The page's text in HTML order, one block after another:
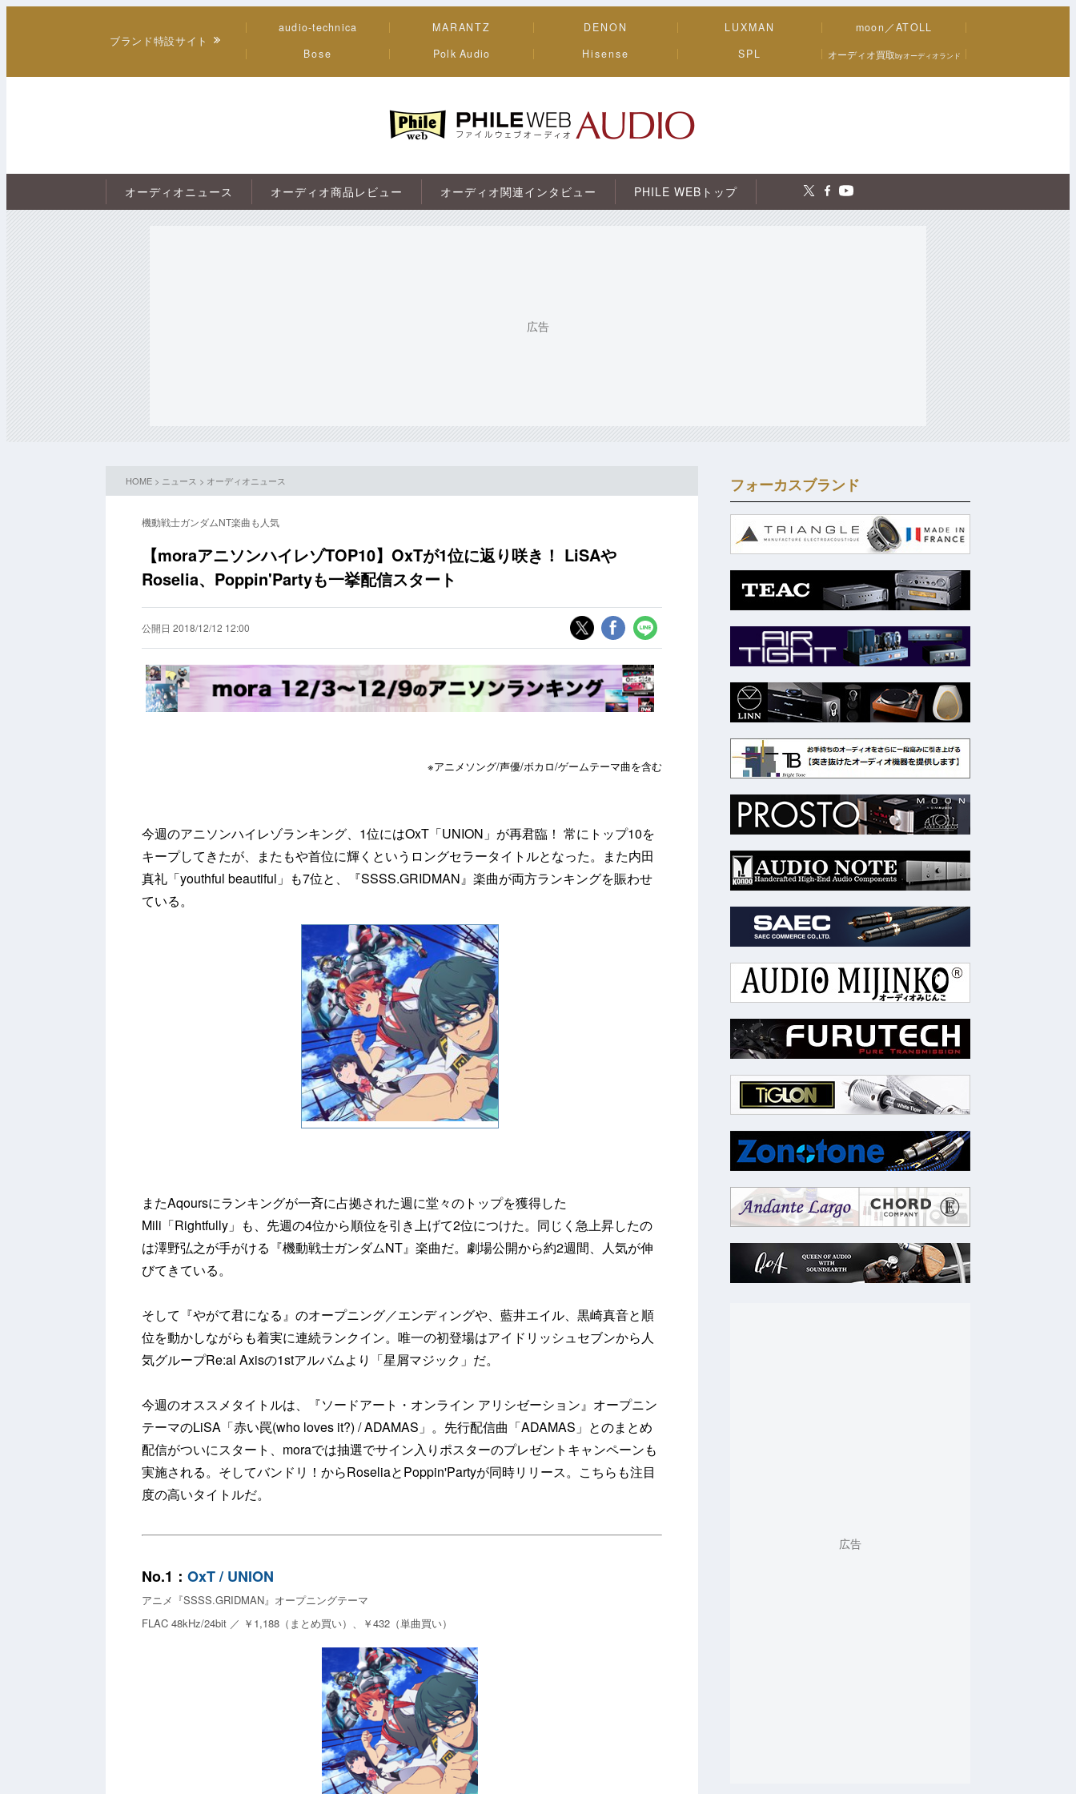
ブランド特設サイト
audio-technica MARANTZ DENON LUXMAN
moon／ATOLL
Bose
Polk Audio Hisense SPL オーディオ買取byオーディオランド
PHILE WEB｜AV/オーディオ/ガジェット
オーディオニュース オーディオ商品レビュー オーディオ関連インタビュー PHILE WEBトップ
HOME > ニュース > オーディオニュース
機動戦士ガンダムNT楽曲も人気
【moraアニソンハイレゾTOP10】OxTが1位に返り咲き！ LiSAや
Roselia、Poppin'Partyも一挙配信スタート
公開日 2018/12/12 12:00
※アニメソング/声優/ボカロ/ゲームテーマ曲を含む
今週のアニソンハイレゾランキング、1位にはOxT「UNION」が再君臨！ 常にトップ10を
キープしてきたが、またもや首位に輝くというロングセラータイトルとなった。また内田
真礼「youthful beautiful」も7位と、『SSSS.GRIDMAN』楽曲が両方ランキングを賑わせ
ている。
またAqoursにランキングが一斉に占拠された週に堂々のトップを獲得した
Mili「Rightfully」も、先週の4位から順位を引き上げて2位につけた。同じく急上昇したの
は澤野弘之が手がける『機動戦士ガンダムNT』楽曲だ。劇場公開から約2週間、人気が伸
びてきている。
そして『やがて君になる』のオープニング／エンディングや、藍井エイル、黒崎真音と順
位を動かしながらも着実に連続ランクイン。唯一の初登場はアイドリッシュセブンから人
気グループRe:al Axisの1stアルバムより「星屑マジック」だ。
今週のオススメタイトルは、『ソードアート・オンライン アリシゼーション』オープニン
テーマのLiSA「赤い罠(who loves it?) / ADAMAS」。先行配信曲「ADAMAS」とのまとめ
配信がついにスタート、moraでは抽選でサイン入りポスターのプレゼントキャンペーンも
実施される。そしてバンドリ！からRoseliaとPoppin'Partyが同時リリース。こちらも注目
度の高いタイトルだ。
No.1： OxT / UNION
アニメ『SSSS.GRIDMAN』オープニングテーマ
FLAC 48kHz/24bit ／ ￥1,188（まとめ買い）、￥432（単曲買い）
フォーカスブランド